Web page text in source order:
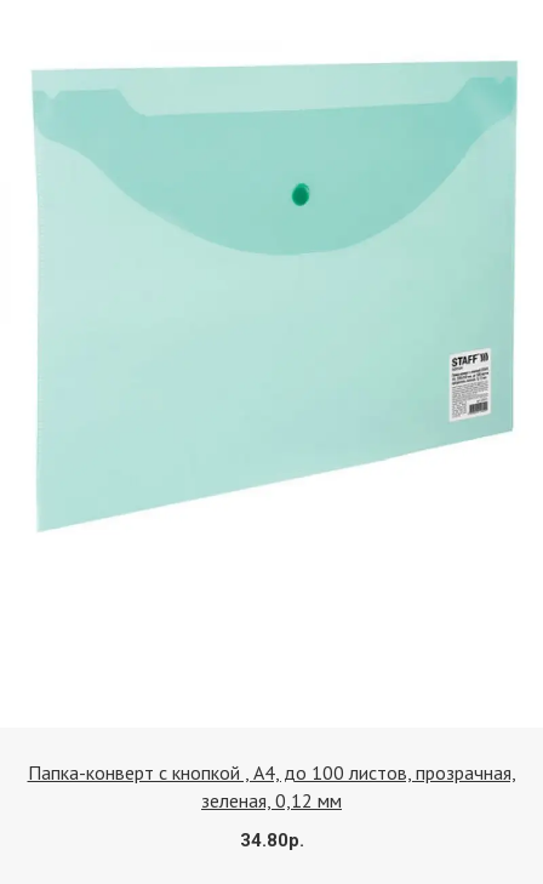
Папка-конверт с кнопкой , А4, до 100 листов, прозрачная,
зеленая, 0,12 мм
34.80р.